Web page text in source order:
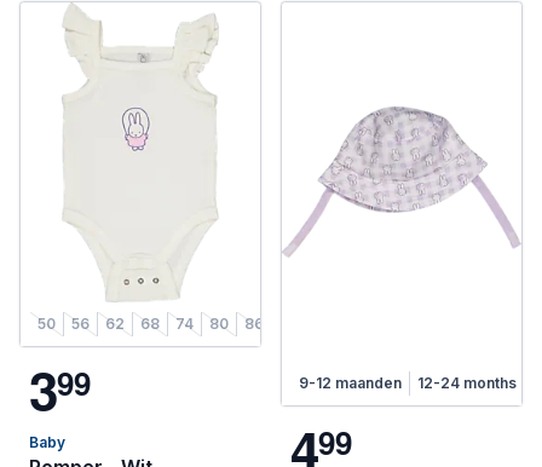
50 56 62 68 74 80 86
399
Baby
9-12 maanden 12-24 months
499